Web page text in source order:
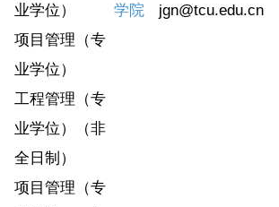
业学位）
项目管理（专
业学位）
工程管理（专
业学位）（非
全日制）
项目管理（专
学院
jgn@tcu.edu.cn